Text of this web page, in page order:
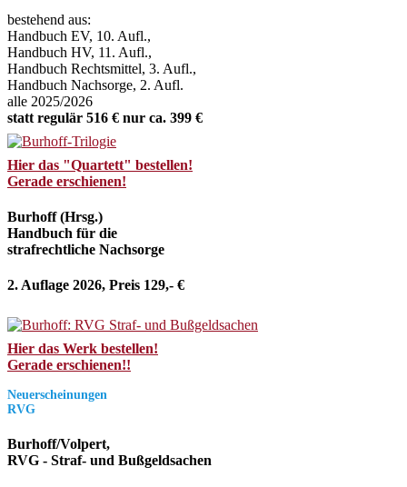
bestehend aus:
Handbuch EV, 10. Aufl.,
Handbuch HV, 11. Aufl.,
Handbuch Rechtsmittel, 3. Aufl.,
Handbuch Nachsorge, 2. Aufl.
alle 2025/2026
statt regulär 516 € nur ca. 399 €
Hier das "Quartett" bestellen!
Gerade erschienen!
Burhoff (Hrsg.)
Handbuch für die
strafrechtliche Nachsorge
2. Auflage 2026, Preis 129,- €
Hier das Werk bestellen!
Gerade erschienen!!
Neuerscheinungen
RVG
Burhoff/Volpert,
RVG - Straf- und Bußgeldsachen